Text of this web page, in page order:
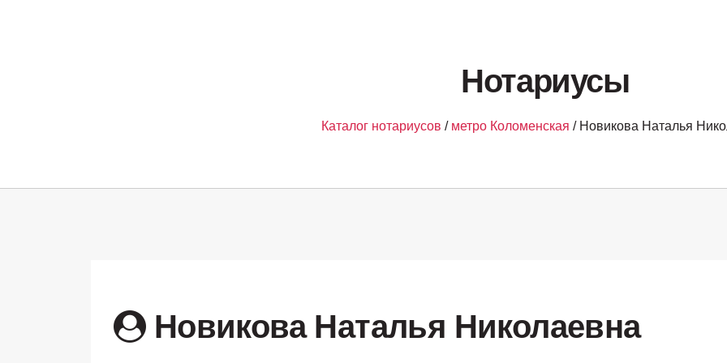
Нотариусы
Каталог нотариусов / метро Коломенская / Новикова Наталья
Новикова Наталья Николаевна